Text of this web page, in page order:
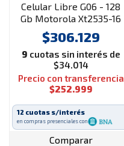
Celular Libre G06 - 128
Gb Motorola Xt2535-16
5G Nfc Azul
$306.129
9 cuotas sin interés de
$34.014
Precio con transferencia
$252.999
12 cuotas s/interés
en compras presenciales con
Comparar